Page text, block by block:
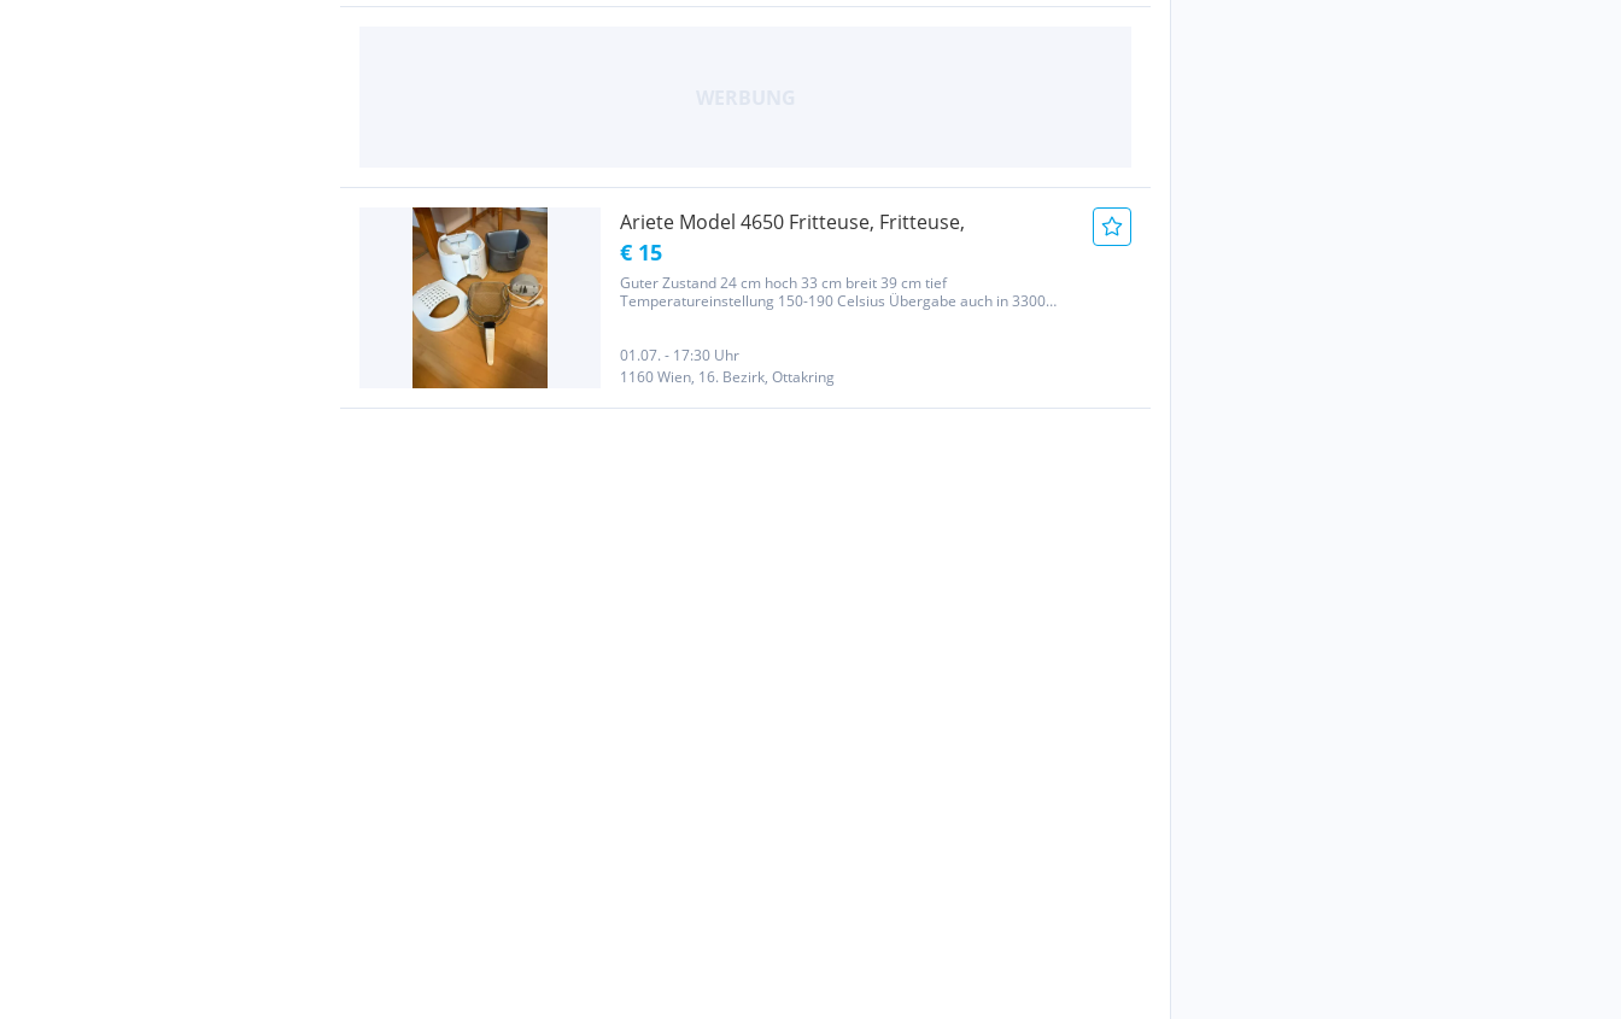
Ariete Model 4650 Fritteuse, Fritteuse,
€ 15
Guter Zustand 24 cm hoch 33 cm breit 39 cm tief
Temperatureinstellung 150-190 Celsius Übergabe auch in 3300
klicken, können Sie...
01.07. - 17:30 Uhr
1160 Wien, 16. Bezirk, Ottakring